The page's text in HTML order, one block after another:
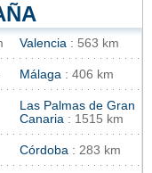
Valencia : 563 km
Málaga : 406 km
Las Palmas de Gran
Canaria : 1515 km
Córdoba : 283 km